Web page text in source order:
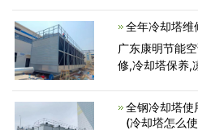
来源主要有以
声、填料水飞
全年冷却塔维
广东康明节能
修,冷却塔保养,
却系统设备维
评估维保方案
全钢冷却塔使
(冷却塔怎么